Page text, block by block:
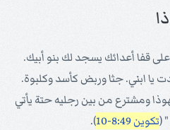
قفا أعدائك يسجد لك بنو أبيك.
ابني. جثا وربض كأسد وكلبوة.
ومشترع من بين رجليه حتة يأتي
(تكوين 8:49-10 ).